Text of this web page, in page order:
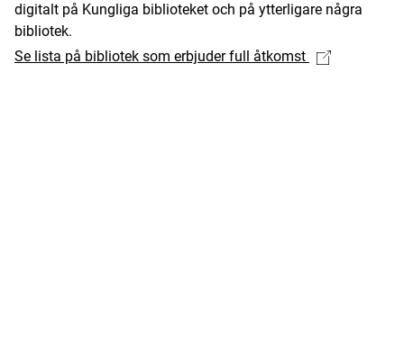
digitalt på Kungliga biblioteket och på ytterligare några
bibliotek.
Se lista på bibliotek som erbjuder full åtkomst